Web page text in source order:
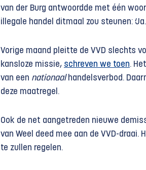
van der Burg antwoordde met één
illegale handel ditmaal zou steunen:
Vorige maand pleitte de VVD slechts
kansloze missie, schreven we toen.
van een nationaalhandelsverbod.
deze maatregel.
Ook de net aangetreden nieuwe
van Weel deed mee aan de VVD-
te zullen regelen.